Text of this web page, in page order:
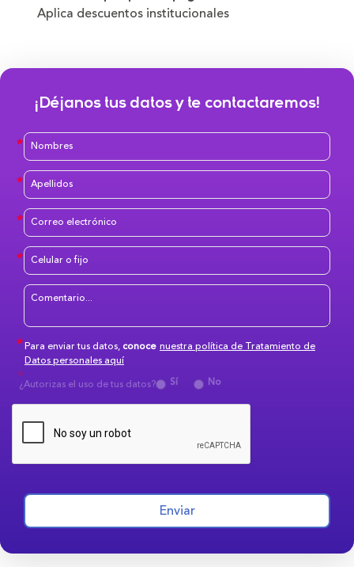
Aplica descuentos institucionales
¡Déjanos tus datos y te contactaremos!
Para enviar tus datos,conoce nuestra política de Tratamiento de
Datos personales aquí
¿Autorizas el uso de tus datos?
Sí No
Enviar